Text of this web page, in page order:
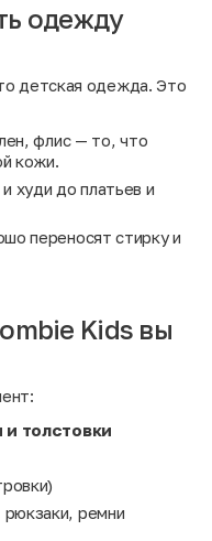
одежду
детская одежда. Это
флис — то, что
кожи.
худи до платьев и
переносят стирку и
Kids вы
толстовки
рюкзаки, ремни